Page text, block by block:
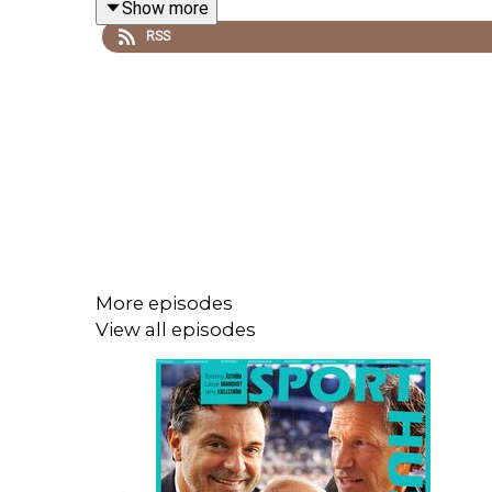
Show more
RSS
More episodes
View all episodes